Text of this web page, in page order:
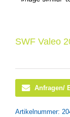
SWF Valeo
Anfragen/
Artikelnummer: